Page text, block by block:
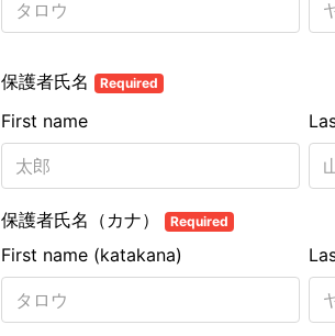
保護者氏名 Required
First name
保護者氏名（カナ） Required
First name (katakana)